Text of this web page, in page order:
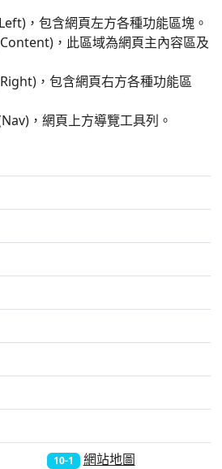
，包含網頁左方各種功能區塊。
，此區域為網頁主內容區及
，包含網頁右方各種功能區
，網頁上方導覽工具列。
10-1 網站地圖